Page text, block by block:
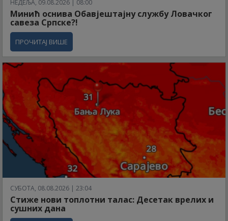
НЕДЕЉА, 09.08.2026 | 08:00
Минић оснива Обавјештајну службу Ловачког
савеза Српске?!
ПРОЧИТАЈ ВИШЕ
СУБОТА, 08.08.2026 | 23:04
Стиже нови топлотни талас: Десетак врелих и
сушних дана